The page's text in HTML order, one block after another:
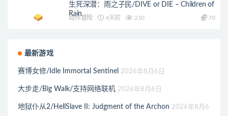
生死深潜：雨之子民/DIVE or DIE – Children of
Rain
动作冒险 4天前 210 70
最新游戏
赛博女修/Idle Immortal Sentinel 2026年8月6日
大步走/Big Walk/支持网络联机 2026年8月6日
地狱仆从2/HellSlave II: Judgment of the Archon 2026年8月6